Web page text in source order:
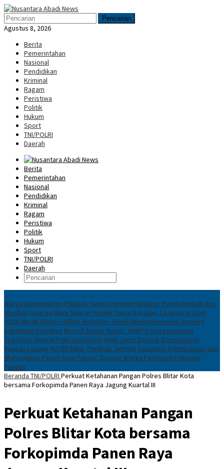
Loncat
ke
konten
Menu
Mobile
Pencarian
Agustus 8, 2026
Berita
Pemerintahan
Nasional
Pendidikan
Kriminal
Ragam
Peristiwa
Politik
Hukum
Sport
TNI/POLRI
Daerah
Berita
Pemerintahan
Nasional
Pendidikan
Kriminal
Ragam
Peristiwa
Politik
Hukum
Sport
TNI/POLRI
Daerah
Warga Karangduren Pakisaji, Serbu Program Shuling, Penuh berkah dan
Manfaat Operasi Batu Saluran Kemih Tanpa Sayatan, Layanan Urologi
RSUD Ngudi Waluyo Wlingi Andalkan Teknik Minimal Invasive Surgery
Kehadiran Kapolres Baru di Sunan Ampel, AKBP Irwan Kurniawan
Teguhkan Sinergi Polri dan Ulama MAKI Jatim Dorong Transparansi
Rencana Utang Rp785 Miliar Pemkab Jember Kapolsek Krembangan dan
Bhayangkari Panen Sawi Caisim, Dorong Warga Perkuat Ketahanan
Pangan
Beranda TNI/POLRI Perkuat Ketahanan Pangan Polres Blitar Kota
bersama Forkopimda Panen Raya Jagung Kuartal III
Perkuat Ketahanan Pangan
Polres Blitar Kota bersama
Forkopimda Panen Raya